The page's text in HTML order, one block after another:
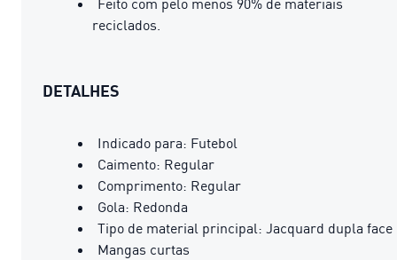
reciclados.
DETALHES
Indicado para: Futebol
Caimento: Regular
Comprimento: Regular
Gola: Redonda
Tipo de material principal: Jacquard dupla face
Mangas curtas